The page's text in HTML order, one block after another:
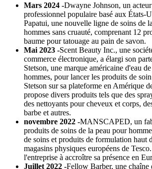
Mars 2024 -Dwayne Johnson, un
professionnel populaire basé aux États-
Papatui, une nouvelle ligne de soins de
hommes sans cruauté, comprenant 12
baume pour tatouage au pain de savon.
Mai 2023 -Scent Beauty Inc., une
commerce électronique, a élargi son
Stetson, une marque américaine d'eau
hommes, pour lancer les produits de
Stetson sur sa plateforme en Amérique
propose divers produits tels que des
des nettoyants pour cheveux et corps,
barbe et autres.
novembre 2022 -MANSCAPED, un
produits de soins de la peau pour
de soins et produits de formulation haut
magasins physiques européens de
l'entreprise à accroître sa présence en
Juillet 2022 -Fellow Barber, une chaîne